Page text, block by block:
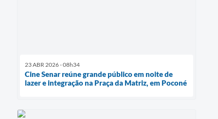
23 ABR 2026 - 08h34
Cine Senar reúne grande público em noite de
lazer e integração na Praça da Matriz, em Poconé